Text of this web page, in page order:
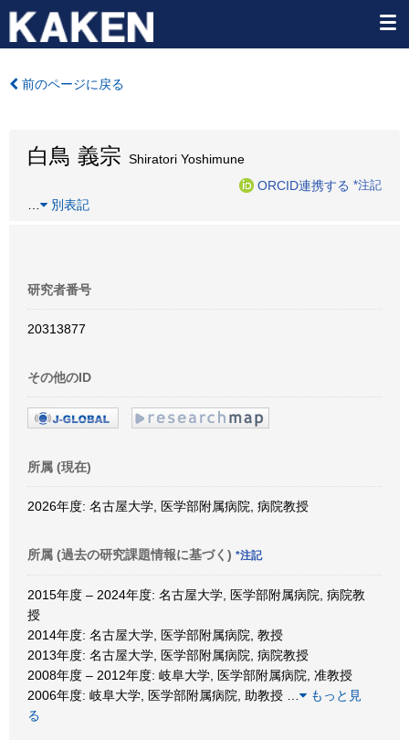
前のページに戻る
白鳥 義宗 Shiratori Yoshimune
ORCID連携する *注記
別表記
研究者番号
20313877
その他のID
所属 (現在)
2026年度: 名古屋大学, 医学部附属病院, 病院教授
所属 (過去の研究課題情報に基づく) *注記
2015年度 – 2024年度: 名古屋大学, 医学部附属病院, 病院教
授
2014年度: 名古屋大学, 医学部附属病院, 教授
2013年度: 名古屋大学, 医学部附属病院, 病院教授
2008年度 – 2012年度: 岐阜大学, 医学部附属病院, 准教授
2006年度: 岐阜大学, 医学部附属病院, 助教授
もっと見
る